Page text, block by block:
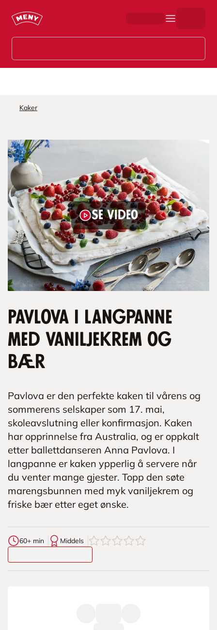
Kaker
Pavlova i langpanne
med vaniljekrem og
bær
Pavlova er den perfekte kaken til vårens og
sommerens selskaper som 17. mai,
skoleavslutning eller konfirmasjon. Kaken
har opprinnelse fra Australia, og er oppkalt
etter ballettdanseren Anna Pavlova. I
langpanne er kaken ypperlig å servere når
du venter mange gjester. Topp den søte
marengsbunnen med myk vaniljekrem og
friske bær etter eget ønske.
60+ min Middels 0av5stjerner
Se video